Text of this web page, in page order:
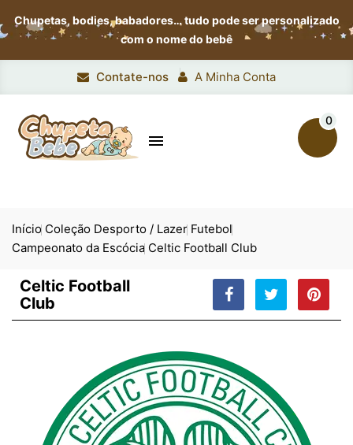
Chupetas, bodies, babadores…tudo pode ser personalizado
com o nome do bebê
Contate-nos A Minha Conta

0
Início Coleção Desporto / Lazer Futebol
Campeonato da Escócia Celtic Football Club
Celtic Football
Club